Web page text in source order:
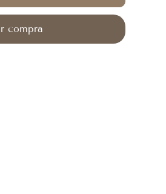
compra